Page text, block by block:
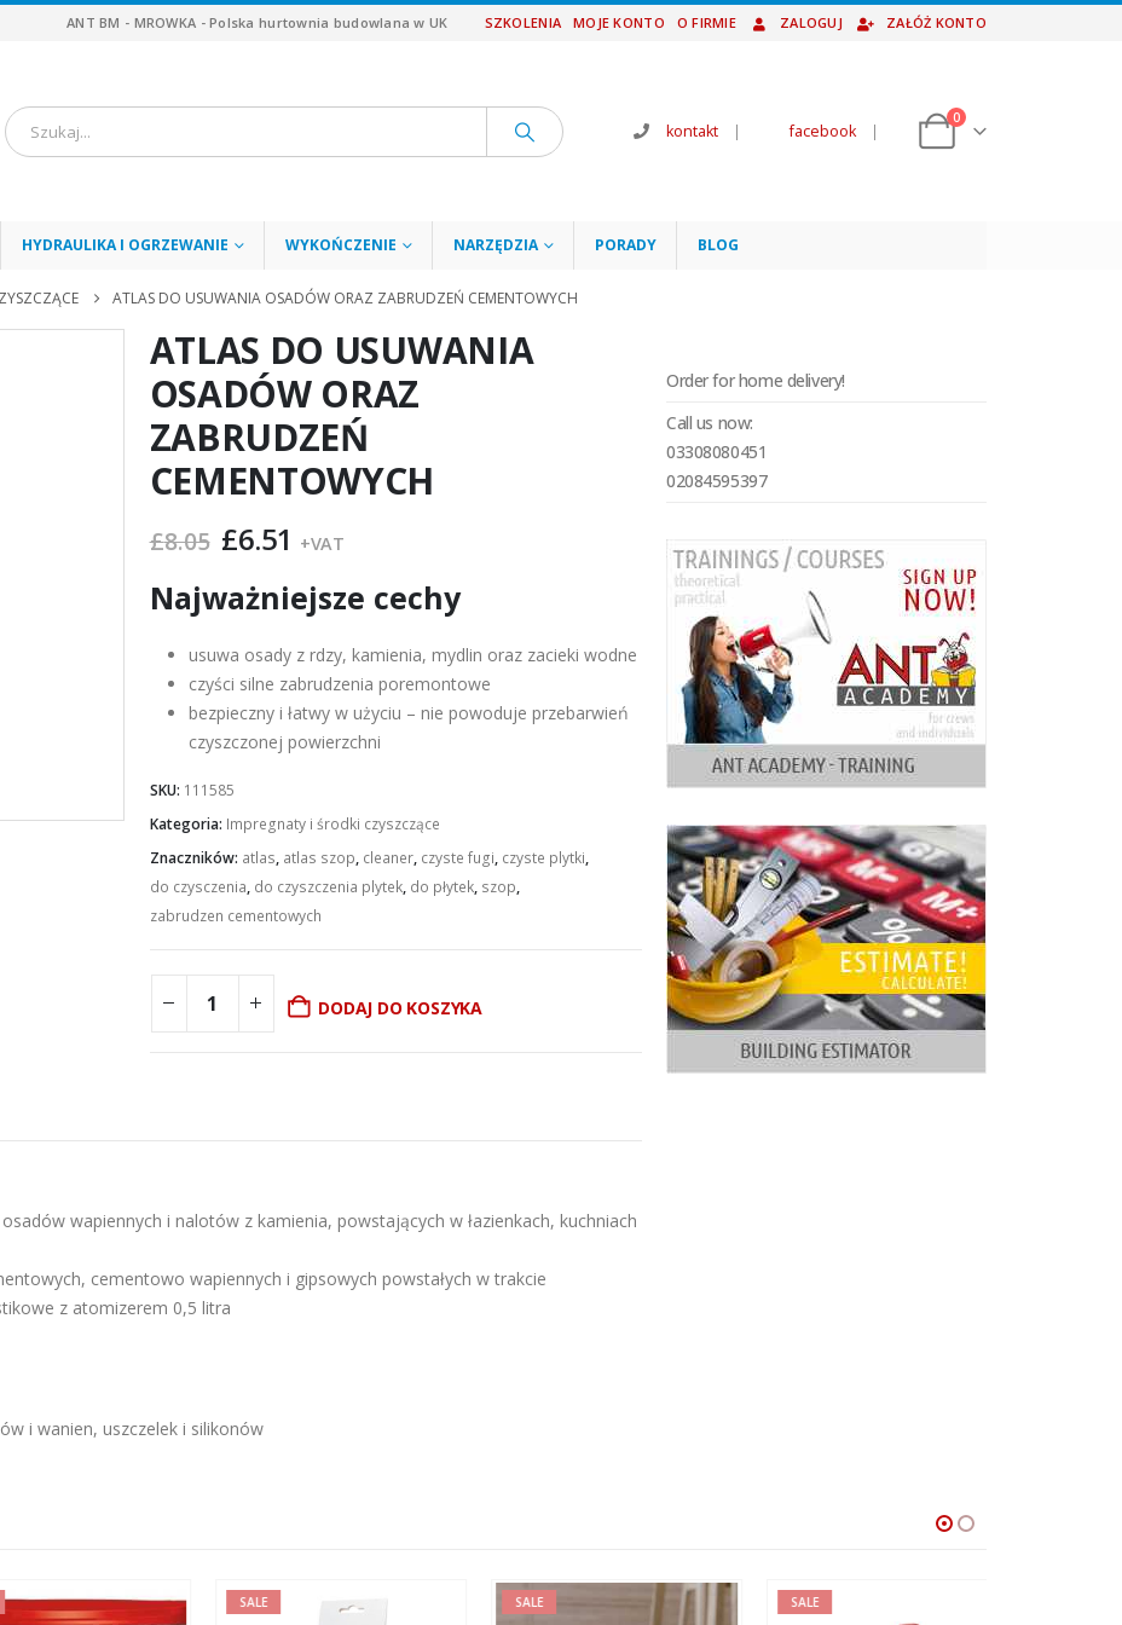
ANT BM - MROWKA - Polska hurtownia budowlana w UK SZKOLENIA MOJE KONTO O FIRMIE ZALOGUJ ZAŁÓŻ KONTO
kontakt | facebook |
0
HYDRAULIKA I OGRZEWANIE WYKOŃCZENIE NARZĘDZIA PORADY BLOG
ATLAS DO USUWANIA OSADÓW ORAZ ZABRUDZEŃ CEMENTOWYCH
ATLAS DO USUWANIA
OSADÓW ORAZ
ZABRUDZEŃ
CEMENTOWYCH
£8.05 Pierwotna
wynosiła:
£6.51 Aktualna
wynosi:
£6.51.
+VAT
Najważniejsze cechy
usuwa osady z rdzy, kamienia, mydlin oraz zacieki wodne
czyści silne zabrudzenia poremontowe
bezpieczny i łatwy w użyciu – nie powoduje przebarwień
czyszczonej powierzchni
SKU: 111585
Kategoria: Impregnaty i środki czyszczące
Znaczników: atlas, atlas szop, cleaner, czyste fugi, czyste plytki,
do czysczenia, do czyszczenia plytek, do płytek, szop,
zabrudzen cementowych
DODAJ DO KOSZYKA
wapiennych i nalotów z kamienia, powstających w łazienkach, kuchniach
cementowo wapiennych i gipsowych powstałych w trakcie
z atomizerem 0,5 litra
i wanien, uszczelek i silikonów
Order for home delivery!
Call us now:
03308080451
02084595397